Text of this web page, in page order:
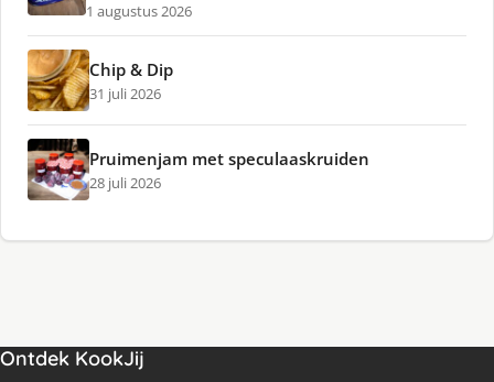
1 augustus 2026
Chip & Dip
31 juli 2026
Pruimenjam met speculaaskruiden
28 juli 2026
Ontdek KookJij